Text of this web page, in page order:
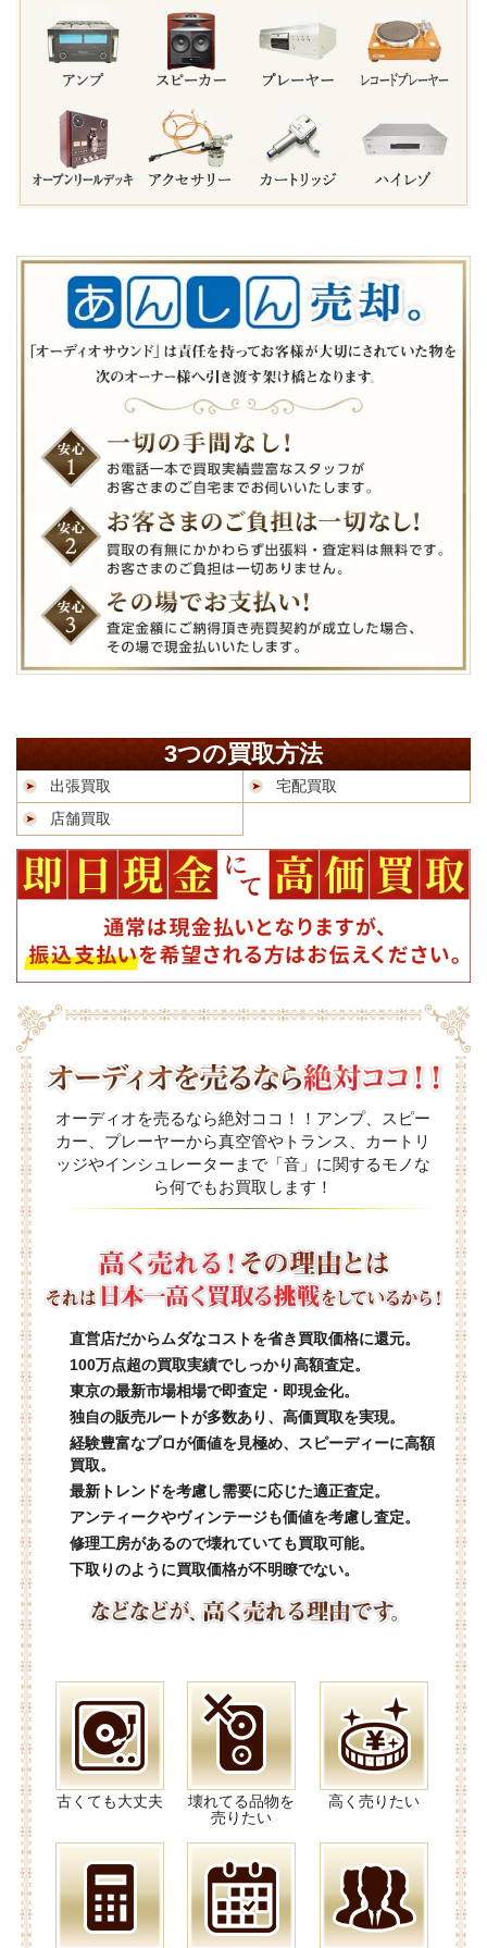
3つの買取方法
出張買取
宅配買取
店舗買取
オーディオを売るなら絶対ココ！！アンプ、スピー
カー、プレーヤーから真空管やトランス、カートリ
ッジやインシュレーターまで「音」に関するモノな
ら何でもお買取します！
直営店だからムダなコストを省き買取価格に還元。
100万点超の買取実績でしっかり高額査定。
東京の最新市場相場で即査定・即現金化。
独自の販売ルートが多数あり、高価買取を実現。
経験豊富なプロが価値を見極め、スピーディーに高額
買取。
最新トレンドを考慮し需要に応じた適正査定。
アンティークやヴィンテージも価値を考慮し査定。
修理工房があるので壊れていても買取可能。
下取りのように買取価格が不明瞭でない。
古くても大丈夫
壊れてる品物を
売りたい
高く売りたい